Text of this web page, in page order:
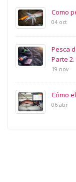
Como
04 oct
Pesca
Parte
19 nov
Cómo
06 abr